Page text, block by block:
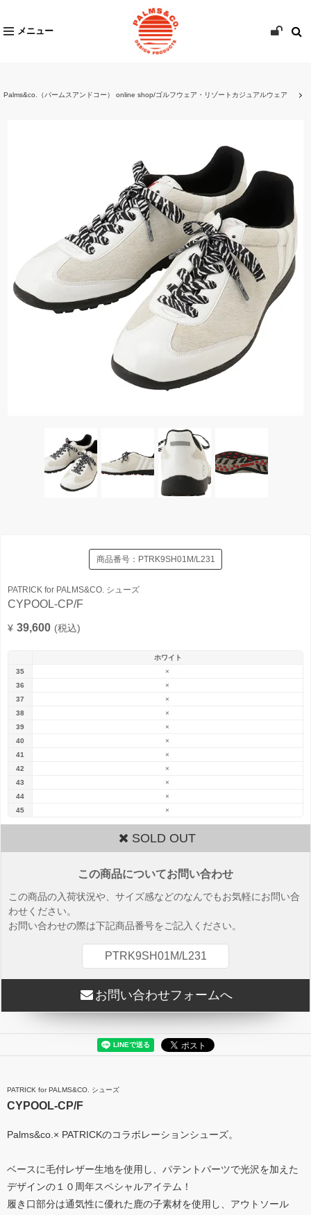
メニュー
Palms&co.（パームスアンドコー） online shop/ゴルフウェア・リゾートカジュアルウェア
商品番号： PTRK9SH01M/L231
PATRICK for PALMS&CO. シューズ
CYPOOL-CP/F
¥ 39,600 (税込)
ホワイト
35
×
36
×
37
×
38
×
39
×
40
×
41
×
42
×
43
×
44
×
45
×
SOLD OUT
この商品についてお問い合わせ
この商品の入荷状況や、サイズ感などのなんでもお気軽にお問い合
わせください。
お問い合わせの際は下記商品番号をご記入ください。
PTRK9SH01M/L231
お問い合わせフォームへ
PATRICK for PALMS&CO. シューズ
CYPOOL-CP/F
Palms&co.× PATRICKのコラボレーションシューズ。
ベースに毛付レザー生地を使用し、パテントパーツで光沢を加えた
デザインの１０周年スペシャルアイテム！
履き口部分は通気性に優れた鹿の子素材を使用し、アウトソール